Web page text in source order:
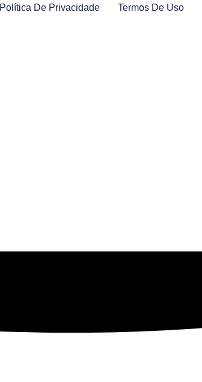
Política De Privacidade Termos De Uso